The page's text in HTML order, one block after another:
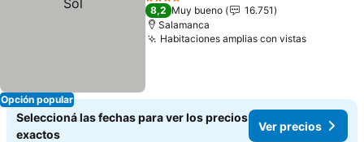
Opción popular
4 Estrellas
8,2 Muy bueno
16.751
Salamanca
Habitaciones amplias con vistasVer
Seleccioná las fechas para ver los precios
exactos
Ver precios